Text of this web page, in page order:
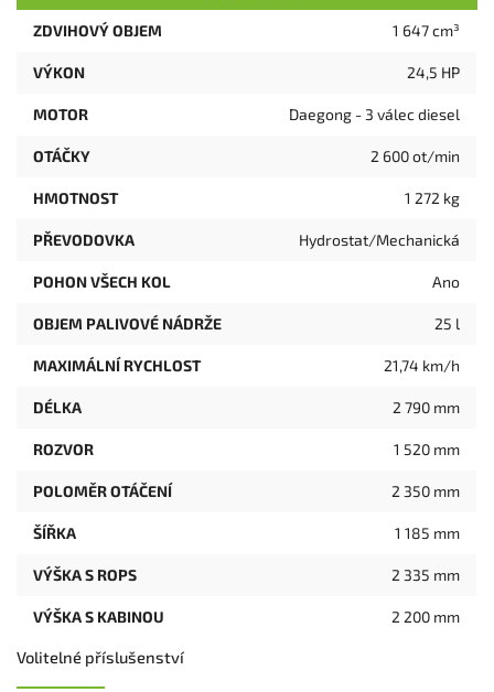
ZDVIHOVÝ OBJEM 1 647 cm³
VÝKON 24,5 HP
MOTOR Daegong - 3 válec diesel
OTÁČKY 2 600 ot/min
HMOTNOST 1 272 kg
PŘEVODOVKA Hydrostat/Mechanická
POHON VŠECH KOL Ano
OBJEM PALIVOVÉ NÁDRŽE 25 l
MAXIMÁLNÍ RYCHLOST 21,74 km/h
DÉLKA 2 790 mm
ROZVOR 1 520 mm
POLOMĚR OTÁČENÍ 2 350 mm
ŠÍŘKA 1 185 mm
VÝŠKA S ROPS 2 335 mm
VÝŠKA S KABINOU 2 200 mm
Volitelné příslušenství